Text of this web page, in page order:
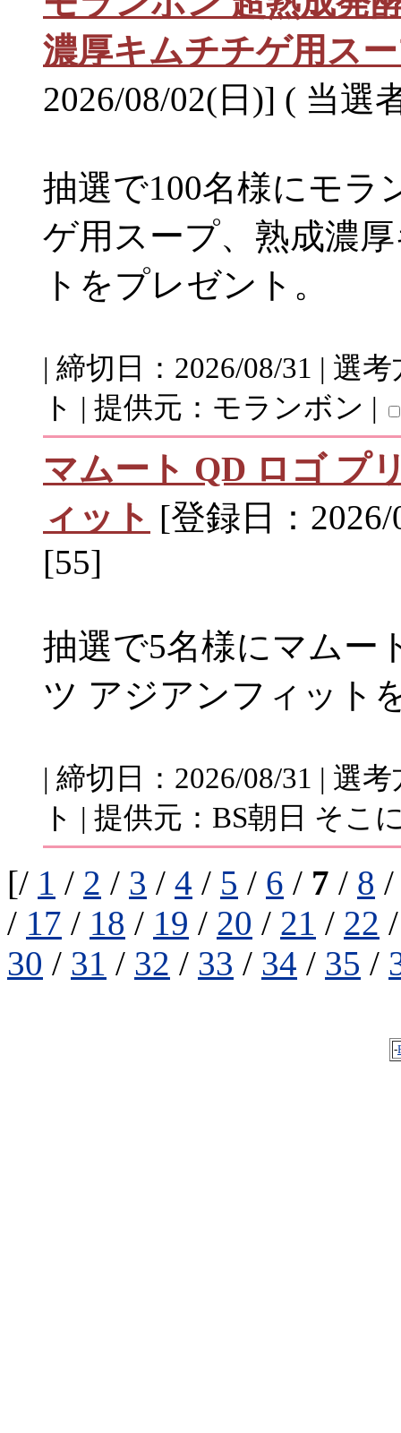
濃厚キムチチゲ用ス
2026/08/02(日)] ( 当選
抽選で100名様にモラ
ゲ用スープ、熟成濃
トをプレゼント。
| 締切日：2026/08/31 | 選
ト | 提供元：モランボン |
マムート QD ロゴ プ
ィット [登録日：
[55]
抽選で5名様にマムー
ツ アジアンフィット
| 締切日：2026/08/31 | 選
ト | 提供元：BS朝日 そこ
[/ 1 / 2 / 3 / 4 / 5 / 6 / 7 / 8
/ 17 / 18 / 19 / 20 / 21 / 22
30 / 31 / 32 / 33 / 34 / 35 /
-